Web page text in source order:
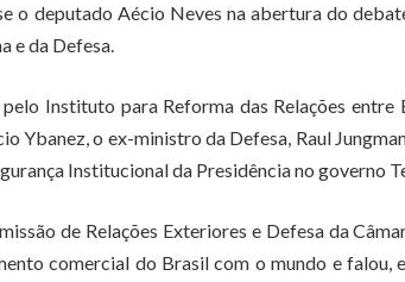
o deputado Aécio Neves na abertura do
e da Defesa.
Instituto para Reforma das Relações entre
Ybanez, o ex-ministro da Defesa, Raul
Institucional da Presidência no governo
de Relações Exteriores e Defesa da
comercial do Brasil com o mundo e